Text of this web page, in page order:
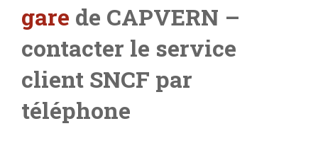
gare de CAPVERN –
contacter le service
client SNCF par
téléphone